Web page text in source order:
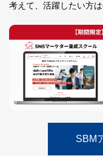
考えて、活躍したい方
SBM